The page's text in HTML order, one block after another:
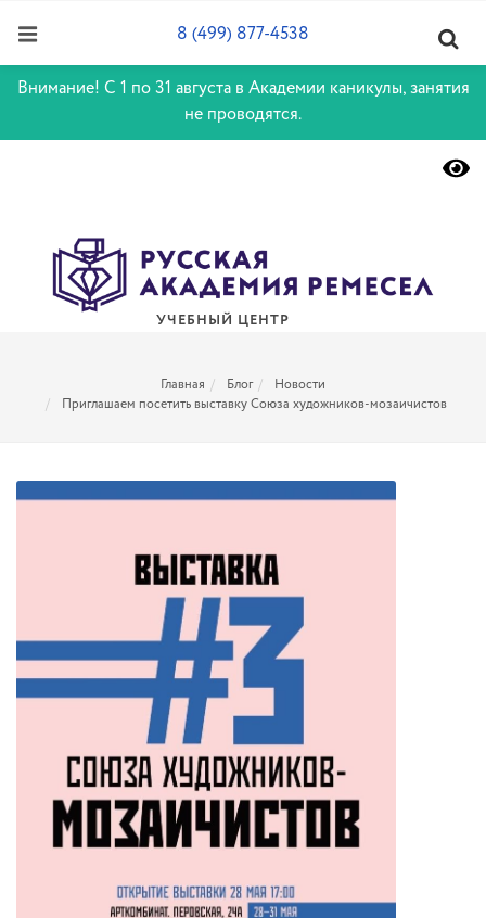
Внимание! С 1 по 31 августа в Академии каникулы, занятия
не проводятся.
УЧЕБНЫЙ ЦЕНТР
8 (499) 877-4538
Главная Блог
Новости
Приглашаем посетить выставку Союза художников-мозаичистов